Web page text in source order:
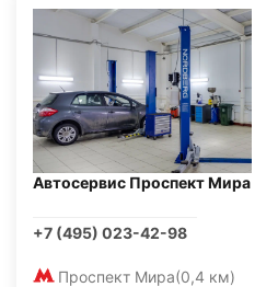
Автосервис Проспект Мира
+7 (495) 023-42-98
Проспект Мира(0,4 км)